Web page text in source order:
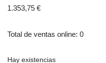
1.353,75 €
Total de ventas online: 0
Hay existencias